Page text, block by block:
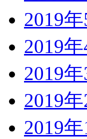
2019年
2019年
2019年
2019年
2019年